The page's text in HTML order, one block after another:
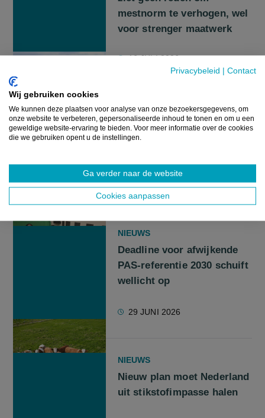
Privacybeleid | Contact
Wij gebruiken cookies
We kunnen deze plaatsen voor analyse van onze bezoekersgegevens, om
onze website te verbeteren, gepersonaliseerde inhoud te tonen en om u een
geweldige website-ervaring te bieden. Voor meer informatie over de cookies
die we gebruiken opent u de instellingen.
Ga verder naar de website
Cookies aanpassen
mestnorm te verhogen, wel
voor strenger maatwerk
16 JULI 2026
NIEUWS
Podcast: Waarom het
stikstofdebat zoveel
29 JUNI 2026
NIEUWS
Deadline voor afwijkende
PAS-referentie 2030 schuift
wellicht op
29 JUNI 2026
NIEUWS
Nieuw plan moet Nederland
uit stikstofimpasse halen